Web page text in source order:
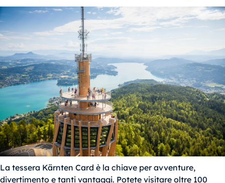
La tessera Kärnten Card è la chiave per avventure,
divertimento e tanti vantaggi. Potete visitare oltre 100